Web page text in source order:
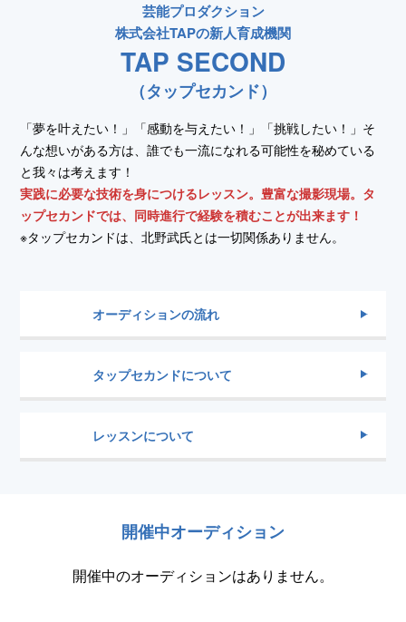
芸能プロダクション
株式会社TAPの新人育成機関
TAP SECOND
（タップセカンド）
「夢を叶えたい！」「感動を与えたい！」「挑戦したい！」そ
んな想いがある方は、誰でも一流になれる可能性を秘めている
と我々は考えます！
実践に必要な技術を身につけるレッスン。豊富な撮影現場。タ
ップセカンドでは、同時進行で経験を積むことが出来ます！
※タップセカンドは、北野武氏とは一切関係ありません。
オーディションの流れ
タップセカンドについて
レッスンについて
開催中オーディション
開催中のオーディションはありません。